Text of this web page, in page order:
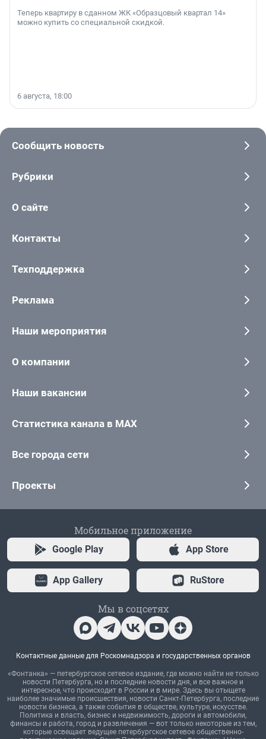
Теперь квартиру в сданном ЖК «Образцовый квартал 14»
можно купить со специальной скидкой.
6 августа, 18:00
Сообщить новость
Рубрики
О сайте
Контакты
Техподдержка
Реклама
Наши мероприятия
О компании
Наши вакансии
Статистика канала в MAX
Все города сети
Проекты
Мобильное приложение
Google Play App Store
App Gallery RuStore
Мы в соцсетях
Контактные данные для Роскомнадзора и государственных органов
«Фонтанка» — петербургское сетевое издание, где можно найти не только
новости Петербурга, но и последние новости дня, и все важное и
интересное, что происходит в России и в мире. Здесь вы отыщете
наиболее значимые происшествия, новости Санкт-Петербурга, последние
новости бизнеса, а также события в обществе, культуре, искусстве.
Политика и власть, бизнес и недвижимость, дороги и автомобили,
финансы и работа, город и развлечения — вот только некоторые из тем,
которые освещает ведущее петербургское сетевое общественно-